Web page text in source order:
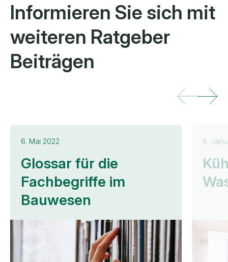
Informieren Sie sich mit
weiteren Ratgeber
Beiträgen
6. Mai 2022
Glossar für die
Fachbegriffe im
Bauwesen
8.